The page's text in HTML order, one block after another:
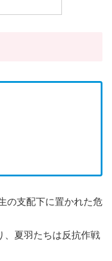
の支配下に置かれた危
、夏羽たちは反抗作戦